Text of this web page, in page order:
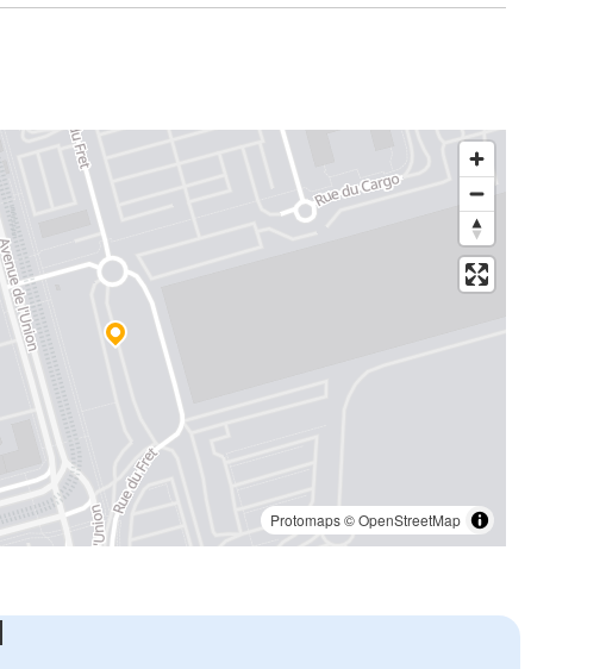
Protomaps©OpenStreetMap